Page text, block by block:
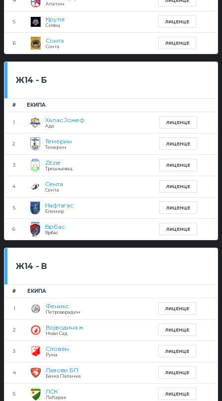
Апатин
5 Круле
Сивац
ЛИЦЕНЦЕ
6 Сонта
Сонта
ЛИЦЕНЦЕ
Ж14 - Б
# ЕКИПА
1 Халас Јожеф
Ада
ЛИЦЕНЦЕ
2 Темерин
Темерин
ЛИЦЕНЦЕ
3 Zitzer
Трешњевац
ЛИЦЕНЦЕ
4 Сента
Сента
ЛИЦЕНЦЕ
5 Нафтагас
Елемир
ЛИЦЕНЦЕ
6 Врбас
Врбас
ЛИЦЕНЦЕ
Ж14 - В
# ЕКИПА
1 Феникс
Петроварадин
ЛИЦЕНЦЕ
2 Војводина ж
Нови Сад
ЛИЦЕНЦЕ
3 Словен
Рума
ЛИЦЕНЦЕ
4 Лавови БП
Бачка Паланка
ЛИЦЕНЦЕ
5 ЛСК
Лаћарак
ЛИЦЕНЦЕ